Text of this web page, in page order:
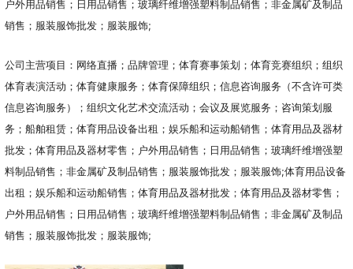
户外用品销售；日用品销售；玻璃纤维增强塑料制品销售；非金属矿及制品
销售；服装服饰批发；服装服饰;
公司主营项目：网络直播；品牌管理；体育赛事策划；体育竞赛组织；组织
体育表演活动；体育健康服务；体育保障组织；信息咨询服务（不含许可类
信息咨询服务）；组织文化艺术交流活动；会议及展览服务；咨询策划服
务；船舶租赁；体育用品设备出租；娱乐船和运动船销售；体育用品及器材
批发；体育用品及器材零售；户外用品销售；日用品销售；玻璃纤维增强塑
料制品销售；非金属矿及制品销售；服装服饰批发；服装服饰;体育用品设备
出租；娱乐船和运动船销售；体育用品及器材批发；体育用品及器材零售；
户外用品销售；日用品销售；玻璃纤维增强塑料制品销售；非金属矿及制品
销售；服装服饰批发；服装服饰;